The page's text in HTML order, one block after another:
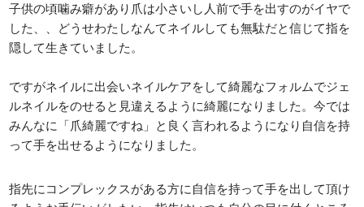
子供の頃噛み癖があり爪は小さいし人前で手を出すのがイヤで
した、、どうせわたしなんてネイルしても無駄だと信じて指を
隠して生きていました。
ですがネイルに出会いネイルケアをして綺麗なフォルムでジェ
ルネイルをのせると見違えるように綺麗になりました。今では
みんなに「爪綺麗ですね」と良く言われるようになり自信を持
って手を出せるようになりました。
指先にコンプレックスがある方に自信を持って手を出して頂け